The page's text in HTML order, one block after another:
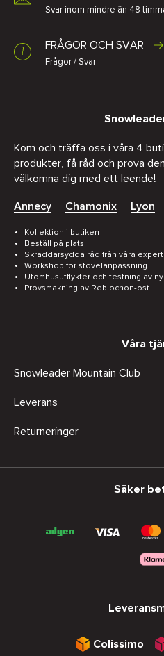
Svar inom mindre än 48
FRÅGOR OCH SVAR
Frågor / Svar
Kom och träffa oss i våra 4
produkter, få råd och prova
välkomna dig med ett leende!
Annecy Chamonix Lyon
Kollektion i butiken
Beställ på plats
Skräddarsydda råd från våra
Workshop för stövelanpassning
Utomhusutflykter och testning av
Provsmakning av Reblochon-ost
Våra
Snowleader Mountain Club
Leverans
Returneringer
Säker
Colissimo